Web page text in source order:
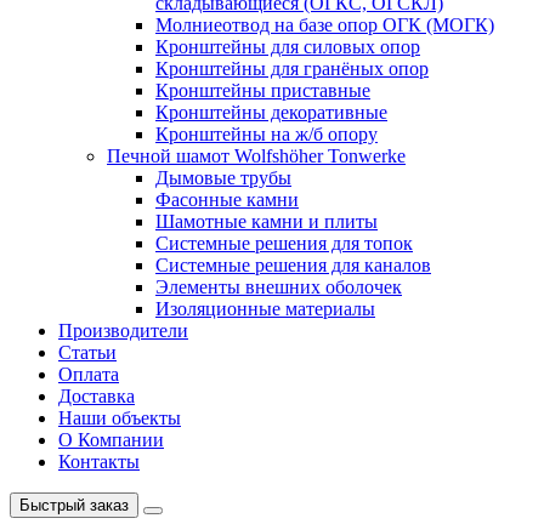
Молниеотвод на базе опор ОГК (МОГК)
Кронштейны для силовых опор
Кронштейны для гранёных опор
Кронштейны приставные
Кронштейны декоративные
Кронштейны на ж/б опору
Печной шамот Wolfshöher Tonwerke
Дымовые трубы
Фасонные камни
Шамотные камни и плиты
Системные решения для топок
Системные решения для каналов
Элементы внешних оболочек
Изоляционные материалы
Производители
Статьи
Оплата
Доставка
Наши объекты
О Компании
Контакты
Быстрый заказ